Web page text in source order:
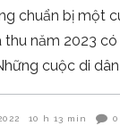
chuẩn bị một
thu năm 2023
cuộc di
10 h 13 min 0